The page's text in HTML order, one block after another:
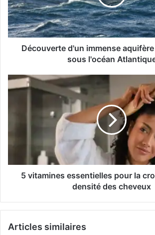
douce
sous
l'océan
Atlantique
Découverte d'un immense
sous l'océan
5
vitamines
densité
5 vitamines essentielles pour la
densité des cheveux
Articles similaires